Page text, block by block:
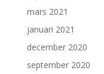
mars 2021
januari 2021
december 2020
september 2020